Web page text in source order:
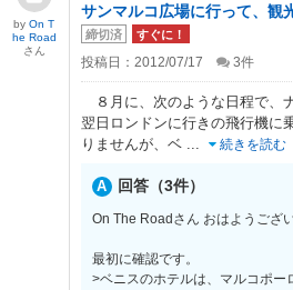
サンマルコ広場に行って、観
締切済 すぐに！
投稿日：2012/07/17 3件
８月に、次のような日程で、
翌日ロンドンに行きの飛行機に
りませんが、ベ ... 続きを読む
回答（3件）
On The Roadさん おはようござい
最初に確認です。
>ベニスのホテルは、マルコポー
byOn T
he Road
さん